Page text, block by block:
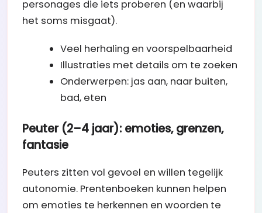
personages die iets proberen (en waarbij
het soms misgaat).
Veel herhaling en voorspelbaarheid
Illustraties met details om te zoeken
Onderwerpen: jas aan, naar buiten,
bad, eten
Peuter (2–4 jaar): emoties, grenzen,
fantasie
Peuters zitten vol gevoel en willen tegelijk
autonomie. Prentenboeken kunnen helpen
om emoties te herkennen en woorden te